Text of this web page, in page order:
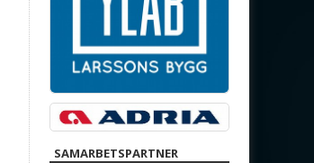
SAMARBETSPARTNER